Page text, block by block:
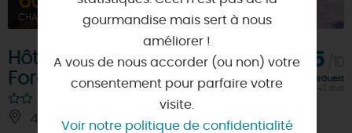
CHAMBRE DOUBLE
Hôtel Restaurant Le
Forestia
45700 - PANNES À 6.5 KM
6,5
Note FairGuest
calculée sur 42 avis
gourmandise mais sert à nous
améliorer !
A vous de nous accorder (ou non) votre
consentement pour parfaire votre
visite.
Voir notre politique de confidentialité